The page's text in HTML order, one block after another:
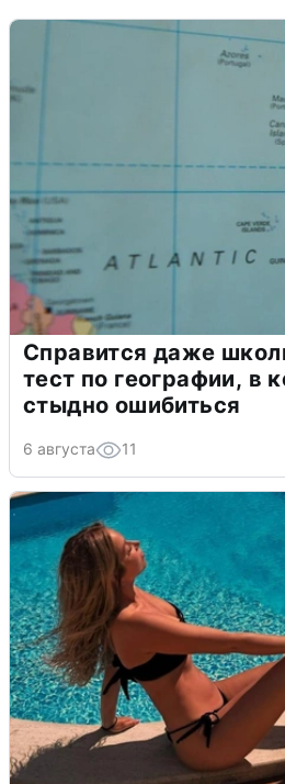
Справится даже
тест по географии, в
стыдно ошибиться
6 августа 11